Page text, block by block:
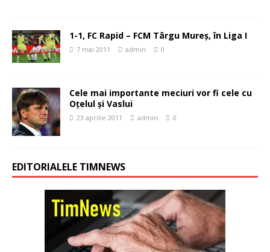
1-1, FC Rapid – FCM Târgu Mureş, în Liga I
7 mai 2011 admin 0
Cele mai importante meciuri vor fi cele cu
Oţelul şi Vaslui
23 aprilie 2011 admin 0
EDITORIALELE TIMNEWS